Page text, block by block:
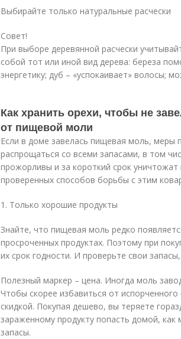
Выбирайте только натуральные расчески
Совет!
При выборе деревянной расчески
собой тот или иной вид дерева: береза
энергетику; дуб – «успокаивает» волосы;
Как хранить орехи, чтобы не
от пищевой моли
Если в доме завелась пищевая моль, меры
распрощаться со всеми запасами, в том
прожорливы и за короткий срок
проверенных способов борьбы с этим
1. Только хорошие продукты
Знайте, что пищевая моль редко
просроченных продуктах. Поэтому при
их срок годности. И проверьте свои
Полезный маркер – цена. Иногда моль
Чтобы скорее избавиться от
скидкой. Покупая дешево, вы теряете
зараженному продукту попасть домой,
запасы.